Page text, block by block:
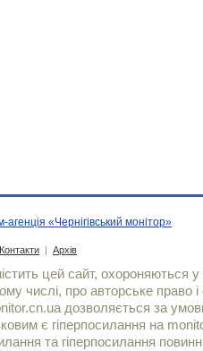
агенція «Чернігівський монітор»
Контакти | Архів
цей сайт, охороняються у
числі, про авторське право і
дозволяється за
є гiперпосилання на
та гіперпосилання